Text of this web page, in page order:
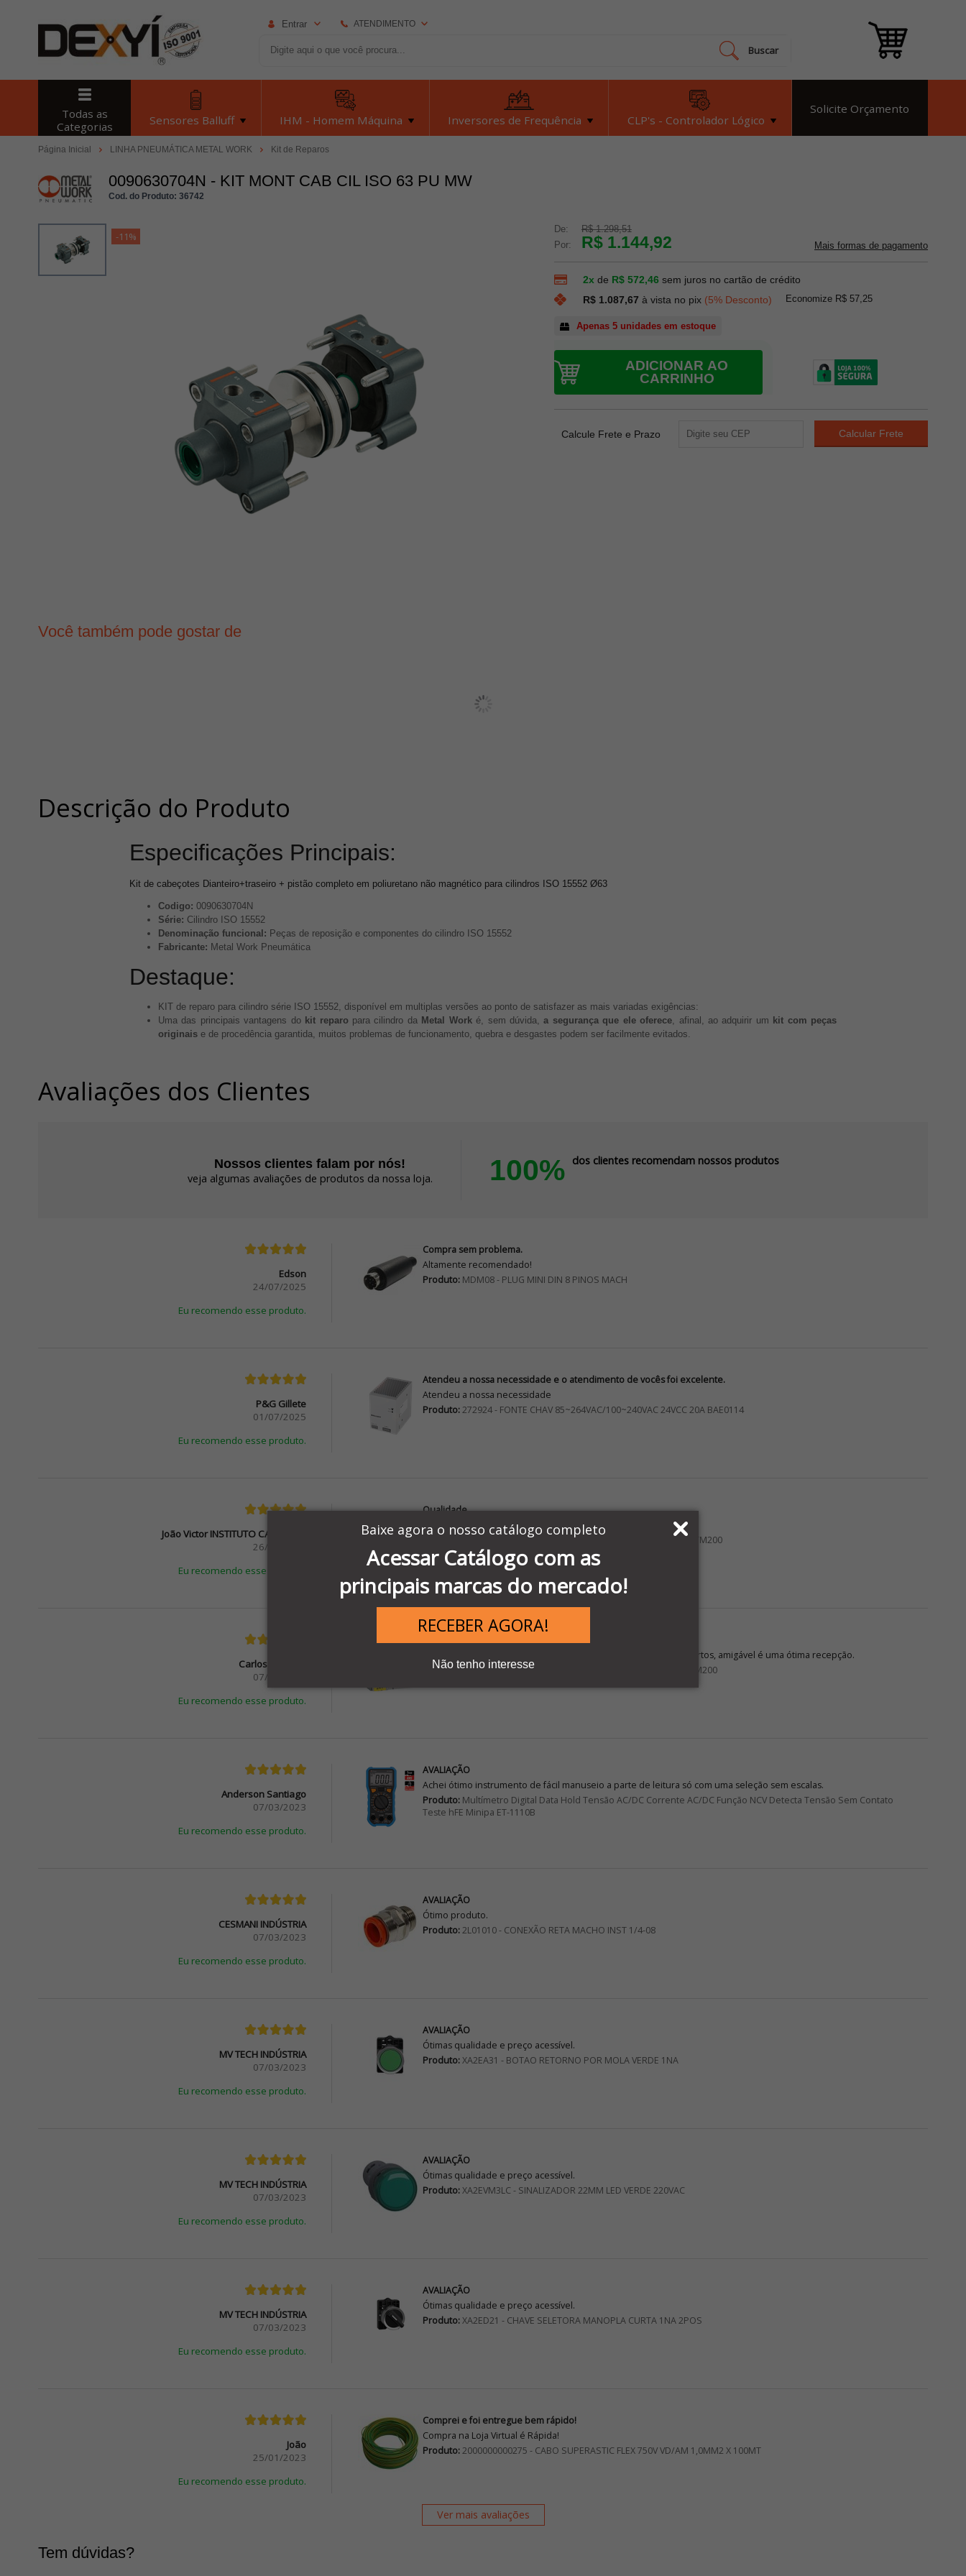
Baixe agora o nosso catálogo completo
Acessar Catálogo com as
principais marcas do mercado!
RECEBER AGORA!
Não tenho interesse
Entrar ATENDIMENTO
dexyiloja@dexyi.com.br
Buscar
Todas as
Categorias
Sensores Balluff IHM - Homem Máquina Inversores de Frequência CLP's - Controlador Lógico
Solicite Orçamento
Página Inicial LINHA PNEUMÁTICA METAL WORK Kit de Reparos
0090630704N - KIT MONT CAB CIL ISO 63 PU MW
Cod. do Produto: 36742
-11%
De:
R$ 1.298,51
Por:
R$ 1.144,92 Mais formas de pagamento
2x de R$ 572,46 sem juros no cartão de crédito
R$ 1.087,67à vista no pix (5% Desconto) Economize R$ 57,25
Apenas 5 unidades em estoque
ADICIONAR AO
CARRINHO
Calcule Frete e Prazo
Você também pode gostar de
Descrição do Produto
Especificações Principais:
Kit de cabeçotes Dianteiro+traseiro + pistão completo em poliuretano não magnético para cilindros ISO 15552 Ø63
Codigo: 0090630704N
Série: Cilindro ISO 15552
Denominação funcional: Peças de reposição e componentes do cilindro ISO 15552
Fabricante: Metal Work Pneumática
Destaque:
KIT de reparo para cilindro série ISO 15552, disponível em multiplas versões ao ponto de satisfazer as mais variadas exigências:
Uma das principais vantagens dokit reparopara cilindro da Metal Worké, sem dúvida,a segurança que ele oferece, afinal, ao adquirir um kit com peças
originais e de procedência garantida, muitos problemas de funcionamento, quebra e desgastes podem ser facilmente evitados.
Avaliações dos Clientes
Nossos clientes falam por nós!
veja algumas avaliações de produtos da nossa loja. 100% dos clientes recomendam nossos produtos
Edson
24/07/2025
Eu recomendo esse produto.
Compra sem problema.
Altamente recomendado!
Produto:MDM08 - PLUG MINI DIN 8 PINOS MACH
P&G Gillete
01/07/2025
Eu recomendo esse produto.
Atendeu a nossa necessidade e o atendimento de vocês foi excelente.
Atendeu a nossa necessidade
Produto:272924 - FONTE CHAV 85~264VAC/100~240VAC 24VCC 20A BAE0114
João Victor INSTITUTO CAL-COMP
26/06/2024
Eu recomendo esse produto.
Qualidade
Ótima qualidade, atendeu nossas expectativas.
TM200CE24T - CONTROLADOR LÓGICO PROGRAMÁVEL TM200
Carlos Mariano
07/06/2023
Eu recomendo esse produto.
Gostei muito da empresa Dexyí que nos recebem de braços abertos, amigável é uma ótima recepção.
Produto:TM200C16T - CONTROLADOR LÓGICO PROGRAMÁVEL TM200
Anderson Santiago
07/03/2023
Eu recomendo esse produto.
AVALIAÇÃO
Achei ótimo instrumento de fácil manuseio a parte de leitura só com uma seleção sem escalas.
Produto:Multímetro Digital Data Hold Tensão AC/DC Corrente AC/DC Função NCV Detecta Tensão Sem Contato
Teste hFE Minipa ET-1110B
CESMANI INDÚSTRIA
07/03/2023
Eu recomendo esse produto.
AVALIAÇÃO
Ótimo produto.
Produto:2L01010 - CONEXÃO RETA MACHO INST 1/4-08
MV TECH INDÚSTRIA
07/03/2023
Eu recomendo esse produto.
AVALIAÇÃO
Ótimas qualidade e preço acessível.
Produto:XA2EA31 - BOTAO RETORNO POR MOLA VERDE 1NA
MV TECH INDÚSTRIA
07/03/2023
Eu recomendo esse produto.
AVALIAÇÃO
Ótimas qualidade e preço acessível.
Produto:XA2EVM3LC - SINALIZADOR 22MM LED VERDE 220VAC
MV TECH INDÚSTRIA
07/03/2023
Eu recomendo esse produto.
AVALIAÇÃO
Ótimas qualidade e preço acessível.
Produto:XA2ED21 - CHAVE SELETORA MANOPLA CURTA 1NA 2POS
João
25/01/2023
Eu recomendo esse produto.
Comprei e foi entregue bem rápido!
Compra na Loja Virtual é Rápida!
Produto:2000000000275 - CABO SUPERASTIC FLEX 750V VD/AM 1,0MM2 X 100MT
Ver mais avaliações
Tem dúvidas?